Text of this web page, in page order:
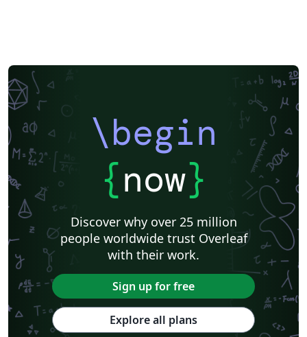
\begin
{now}
Discover why over 25 million
people worldwide trust Overleaf
with their work.
Sign up for free
Explore all plans